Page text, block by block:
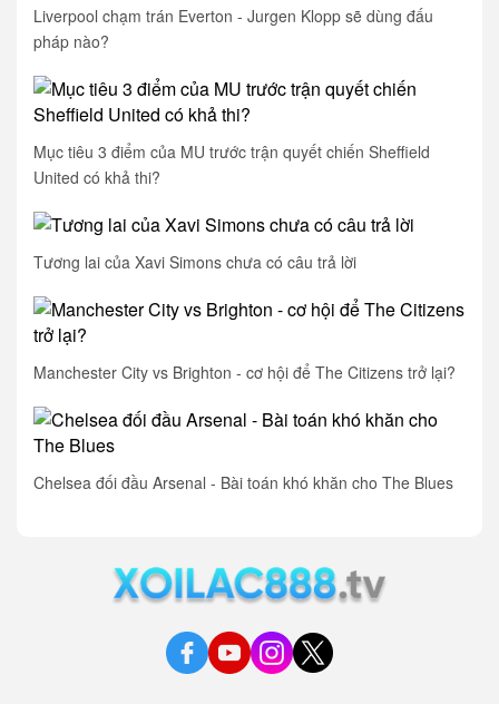
Liverpool chạm trán Everton - Jurgen Klopp sẽ dùng đấu
pháp nào?
Mục tiêu 3 điểm của MU trước trận quyết chiến Sheffield
United có khả thi?
Tương lai của Xavi Simons chưa có câu trả lời
Manchester City vs Brighton - cơ hội để The Citizens trở lại?
Chelsea đối đầu Arsenal - Bài toán khó khăn cho The Blues